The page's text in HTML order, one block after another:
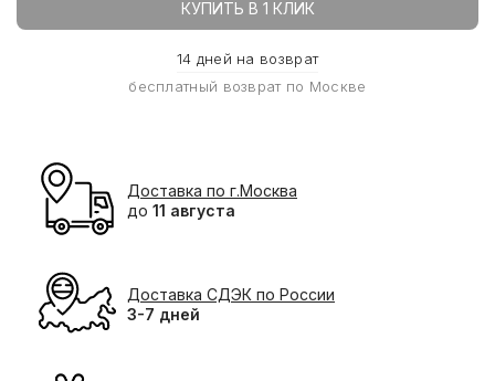
КУПИТЬ В 1 КЛИК
14 дней на возврат
бесплатный возврат по Москве
Доставка по г.Москва
до 11 августа
Доставка СДЭК по России
3-7 дней